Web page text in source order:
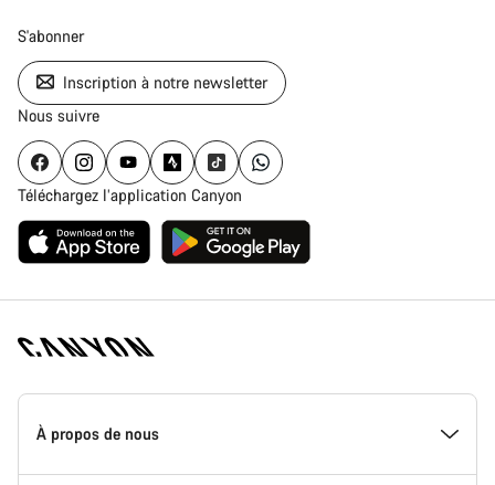
S'abonner
Inscription à notre newsletter
Nous suivre
Téléchargez l’application Canyon
Page
d'accueil
Canyon
-
À propos de nous